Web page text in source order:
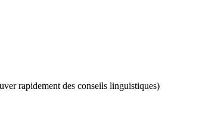
rapidement des conseils linguistiques)